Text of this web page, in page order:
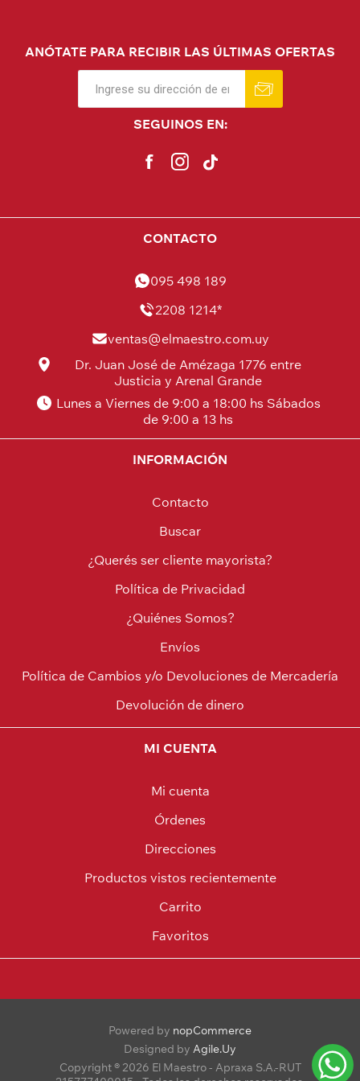
ANÓTATE PARA RECIBIR LAS ÚLTIMAS OFERTAS
SEGUINOS EN:
CONTACTO
095 498 189
2208 1214*
ventas@elmaestro.com.uy
Dr. Juan José de Amézaga 1776 entre
Justicia y Arenal Grande
Lunes a Viernes de 9:00 a 18:00 hs Sábados
de 9:00 a 13 hs
INFORMACIÓN
Contacto
Buscar
¿Querés ser cliente mayorista?
Política de Privacidad
¿Quiénes Somos?
Envíos
Política de Cambios y/o Devoluciones de Mercadería
Devolución de dinero
MI CUENTA
Mi cuenta
Órdenes
Direcciones
Productos vistos recientemente
Carrito
Favoritos
Powered by nopCommerce
Designed by Agile.Uy
Copyright ® 2026 El Maestro - Apraxa S.A.-RUT